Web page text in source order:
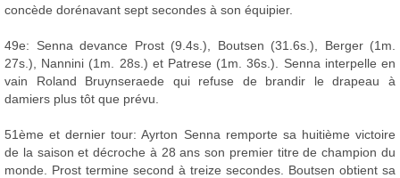
concède dorénavant sept secondes à son équipier.
49e: Senna devance Prost (9.4s.), Boutsen (31.6s.), Berger (1m.
27s.), Nannini (1m. 28s.) et Patrese (1m. 36s.). Senna interpelle en
vain Roland Bruynseraede qui refuse de brandir le drapeau à
damiers plus tôt que prévu.
51ème et dernier tour: Ayrton Senna remporte sa huitième victoire
de la saison et décroche à 28 ans son premier titre de champion du
monde. Prost termine second à treize secondes. Boutsen obtient sa